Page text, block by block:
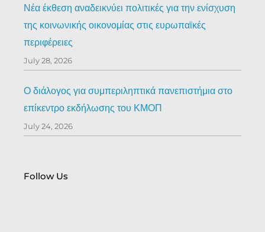
Νέα έκθεση αναδεικνύει πολιτικές για την ενίσχυση
της κοινωνικής οικονομίας στις ευρωπαϊκές
περιφέρειες
July 28, 2026
Ο διάλογος για συμπεριληπτικά πανεπιστήμια στο
επίκεντρο εκδήλωσης του ΚΜΟΠ
July 24, 2026
Follow Us